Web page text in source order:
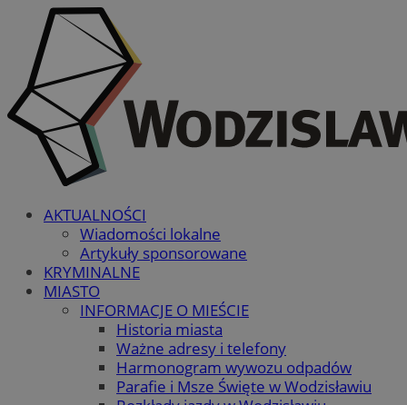
AKTUALNOŚCI
Wiadomości lokalne
Artykuły sponsorowane
KRYMINALNE
MIASTO
INFORMACJE O MIEŚCIE
Historia miasta
Ważne adresy i telefony
Harmonogram wywozu odpadów
Parafie i Msze Święte w Wodzisławiu